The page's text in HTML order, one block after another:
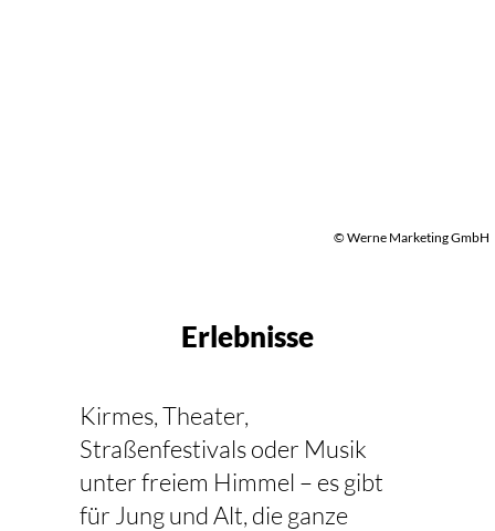
© Werne Marketing GmbH
Erlebnisse
Kirmes, Theater,
Straßenfestivals oder Musik
unter freiem Himmel – es gibt
für Jung und Alt, die ganze